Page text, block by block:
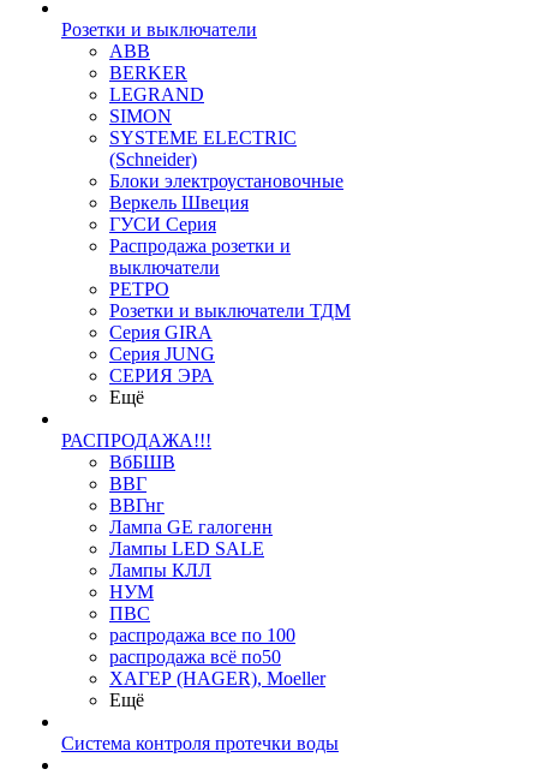
Розетки и выключатели
ABB
BERKER
LEGRAND
SIMON
SYSTEME ELECTRIC
(Schneider)
Блоки электроустановочные
Веркель Швеция
ГУСИ Серия
Распродажа розетки и
выключатели
РЕТРО
Розетки и выключатели ТДМ
Серия GIRA
Серия JUNG
СЕРИЯ ЭРА
Ещё
РАСПРОДАЖА!!!
ВбБШВ
ВВГ
ВВГнг
Лампа GE галогенн
Лампы LED SALE
Лампы КЛЛ
НУМ
ПВС
распродажа все по 100
распродажа всё по50
ХАГЕР (HAGER), Moeller
Ещё
Система контроля протечки воды